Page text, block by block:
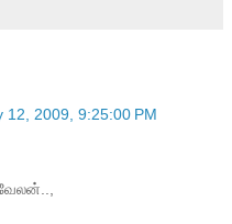
12, 2009, 9:25:00 PM